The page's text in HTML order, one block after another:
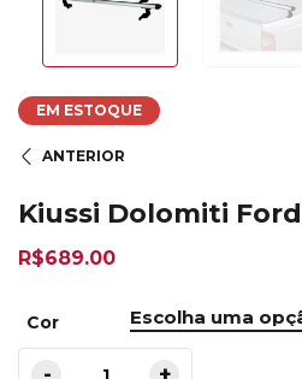
EM ESTOQUE
ANTERIOR
Kiussi Dolomiti Ford
R$689.00
Cor